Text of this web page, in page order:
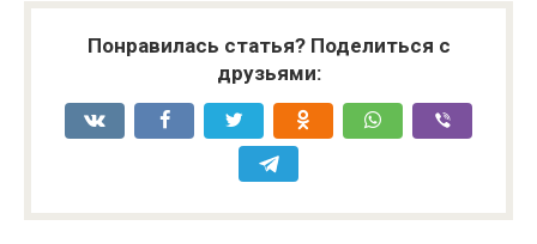
Понравилась статья? Поделиться с
друзьями: